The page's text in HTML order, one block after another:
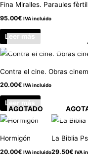
Fina Miralles. Paraules
95.00€ IVA incluido
Leer más
Contra el cine. Obras
20.00€ IVA incluido
Leer más
AGOTADO
Hormigón
20.00€ IVA incluido
La Biblia
29.50€ IVA